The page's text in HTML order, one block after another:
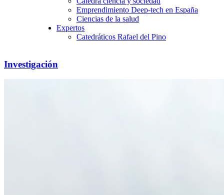
Emprendimiento Deep-tech en España
Ciencias de la salud
Expertos
Catedráticos Rafael del Pino
Investigación